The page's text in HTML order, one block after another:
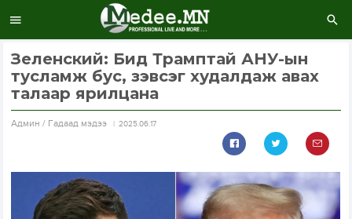
Зеленский: Бид Трамптай АНУ-ын
тусламж бус, зэвсэг худалдаж авах
талаар ярилцана
Aдмин / Гадаад мэдээ 2025.06.17